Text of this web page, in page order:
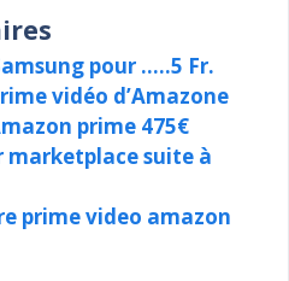
pour …..5 Fr.
vidéo d’Amazone
prime 475€
marketplace suite à
prime video amazon